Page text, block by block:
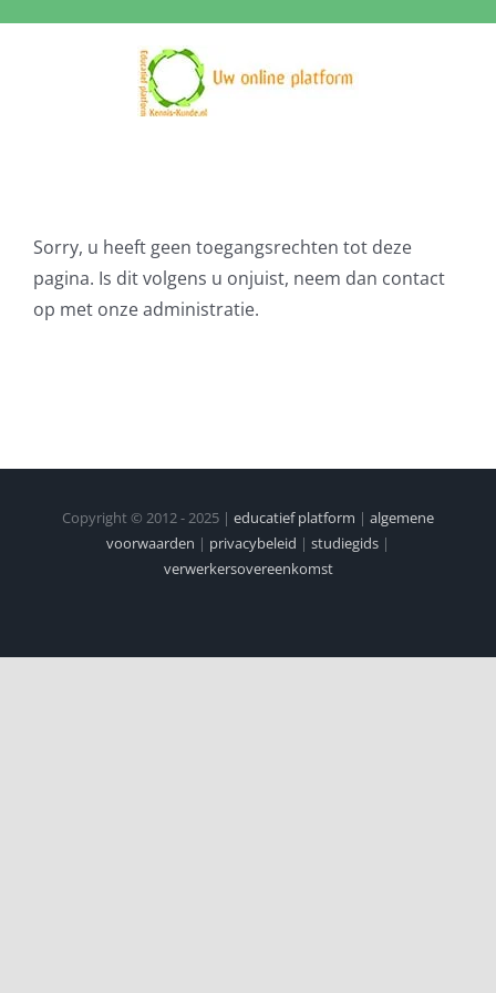
Sorry, u heeft geen toegangsrechten tot deze
pagina. Is dit volgens u onjuist, neem dan contact
op met onze administratie.
Copyright © 2012 - 2025 | educatief platform | algemene
voorwaarden | privacybeleid | studiegids |
verwerkersovereenkomst